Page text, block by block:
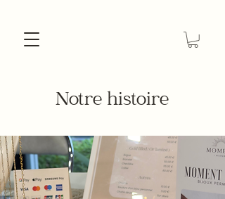
Notre histoire